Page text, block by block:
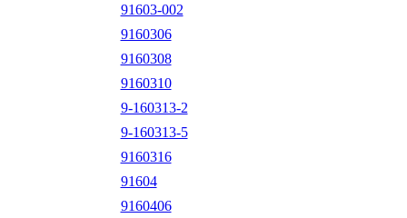
91603-002
9160306
9160308
9160310
9-160313-2
9-160313-5
9160316
91604
9160406